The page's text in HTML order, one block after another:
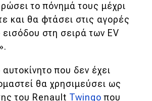
το πόνημά τους μέχρι
και θα φτάσει στις αγορές
στη σειρά των EV
που δεν έχει
θα χρησιμεύσει ως
του Renault Twingo που